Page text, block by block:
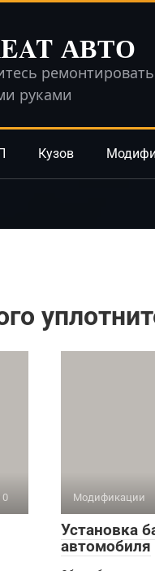
АВТО
руками
Кузов
0 Модификации
Установка
автомобиля